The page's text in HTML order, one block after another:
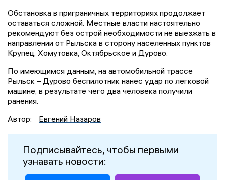
Обстановка в приграничных территориях продолжает
оставаться сложной. Местные власти настоятельно
рекомендуют без острой необходимости не выезжать в
направлении от Рыльска в сторону населенных пунктов
Крупец, Хомутовка, Октябрьское и Дурово.
По имеющимся данным, на автомобильной трассе
Рыльск – Дурово беспилотник нанес удар по легковой
машине, в результате чего два человека получили
ранения.
Автор:
Евгений Назаров
Подписывайтесь, чтобы первыми
узнавать новости: